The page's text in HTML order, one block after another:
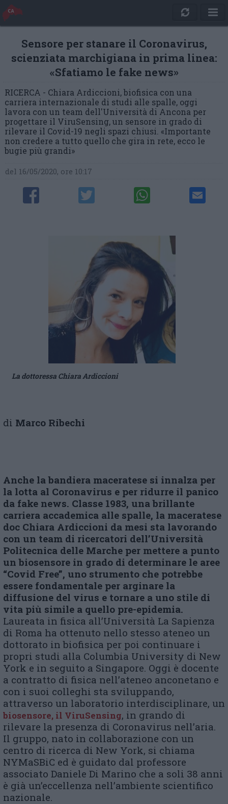
Sensore per stanare il Coronavirus,
scienziata marchigiana in prima linea:
«Sfatiamo le fake news»
RICERCA - Chiara Ardiccioni, biofisica con una
carriera internazionale di studi alle spalle, oggi
lavora con un team dell'Università di Ancona per
progettare il ViruSensing, un sensore in grado di
rilevare il Covid-19 negli spazi chiusi. «Importante
non credere a tutto quello che gira in rete, ecco le
bugie più grandi»
del 16/05/2020, ore 10:17
La dottoressa Chiara Ardiccioni
di Marco Ribechi
Anche la bandiera maceratese si innalza per
la lotta al Coronavirus e per ridurre il panico
da fake news. Classe 1983, una brillante
carriera accademica alle spalle, la maceratese
doc Chiara Ardiccioni da mesi sta lavorando
con un team di ricercatori dell’Università
Politecnica delle Marche per mettere a punto
un biosensore in grado di determinare le aree
“Covid Free”, uno strumento che potrebbe
essere fondamentale per arginare la
diffusione del virus e tornare a uno stile di
vita più simile a quello pre-epidemia.
Laureata in fisica all’Università La Sapienza
di Roma ha ottenuto nello stesso ateneo un
dottorato in biofisica per poi continuare i
propri studi alla Columbia University di New
York e in seguito a Singapore. Oggi è docente
a contratto di fisica nell’ateneo anconetano e
con i suoi colleghi sta sviluppando,
attraverso un laboratorio interdisciplinare, un
biosensore, il ViruSensing, in grando di
rilevare la presenza di Coronavirus nell’aria.
Il gruppo, nato in collaborazione con un
centro di ricerca di New York, si chiama
NYMaSBiC ed è guidato dal professore
associato Daniele Di Marino che a soli 38 anni
è già un’eccellenza nell’ambiente scientifico
nazionale.